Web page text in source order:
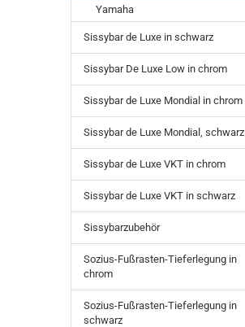
Yamaha
Sissybar de Luxe in schwarz
Sissybar De Luxe Low in chrom
Sissybar de Luxe Mondial in chrom
Sissybar de Luxe Mondial, schwarz
Sissybar de Luxe VKT in chrom
Sissybar de Luxe VKT in schwarz
Sissybarzubehör
Sozius-Fußrasten-Tieferlegung in
chrom
Sozius-Fußrasten-Tieferlegung in
schwarz